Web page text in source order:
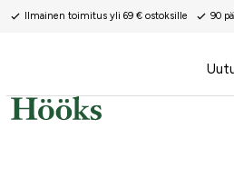
Ilmainen toimitus yli 69 € ostoksille 90